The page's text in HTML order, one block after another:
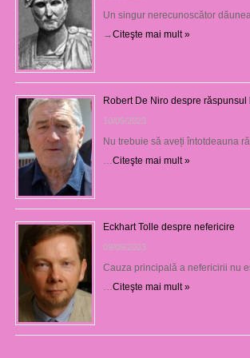
Un singur nerecunoscător
→Citeşte mai mult »
Robert De Niro despre răspunsul
10/09/2023
Nu trebuie să aveți întotdeauna
Citeşte mai mult »
Eckhart Tolle despre nefericire
09/09/2023
Cauza principală a nefericirii nu
Citeşte mai mult »